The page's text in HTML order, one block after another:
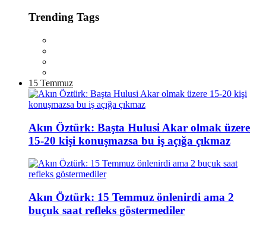
Trending Tags
15 Temmuz
Akın Öztürk: Başta Hulusi Akar olmak üzere
15-20 kişi konuşmazsa bu iş açığa çıkmaz
Akın Öztürk: 15 Temmuz önlenirdi ama 2
buçuk saat refleks göstermediler